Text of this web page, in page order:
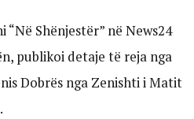
Shënjestër” në News24
publikoi detaje të reja nga
Dobrës nga Zenishti i Matit